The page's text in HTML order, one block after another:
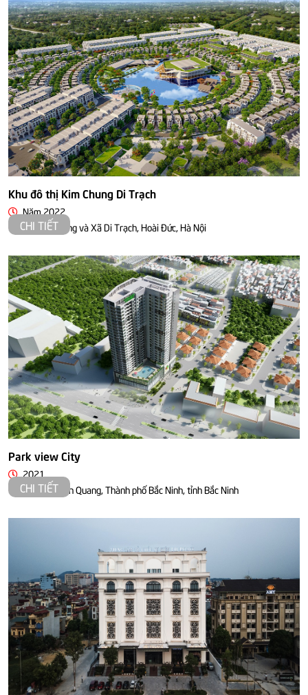
Khu đô thị Kim Chung Di Trạch
Năm 2022
Xã Kim Chung và Xã Di Trạch, Hoài Đức, Hà Nội
CHI TIẾT
Park view City
2021
Đường Huyền Quang, Thành phố Bắc Ninh, tỉnh Bắc Ninh
CHI TIẾT